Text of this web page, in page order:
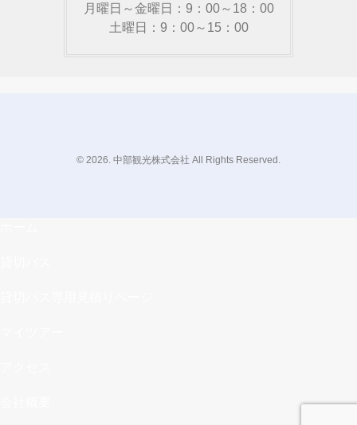
月曜日～金曜日：9：00～18：00
土曜日：9：00～15：00
© 2026. 中部観光株式会社 All Rights Reserved.